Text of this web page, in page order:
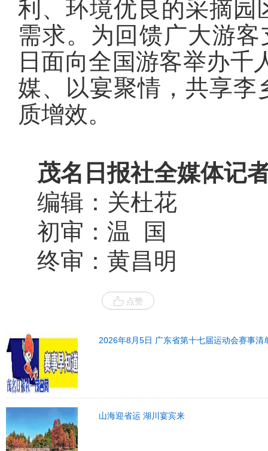
利、环境优良的采摘园
需求。为回馈广大游
日面向全国游客举办千
媒、以宴聚情，共享
质增效。
茂名日报社全媒体记
编辑：关杜花
初审：温 国
终审：黄昌明
点赞
2026年8月5日 广东省第十七届运动会赛事清
山海迎省运 湖川宴宾来